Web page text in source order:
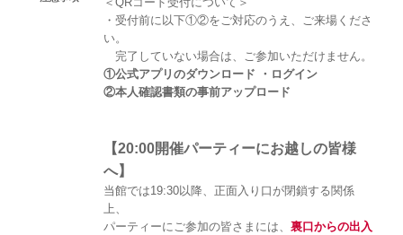
・受付前に以下①②をご対応のうえ、ご来場くださ
い。
完了していない場合は、ご参加いただけません。
①公式アプリのダウンロード ・ログイン
②本人確認書類の事前アップロード
【20:00開催パーティーにお越しの皆様
へ】
当館では19:30以降、正面入り口が閉鎖する関係
上、
パーティーにご参加の皆さまには、 裏口からの出入